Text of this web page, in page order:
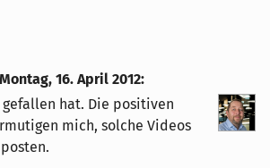
Montag, 16. April 2012:
gefallen hat. Die positiven
mich, solche Videos